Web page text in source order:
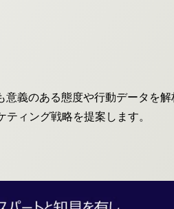
義のある態度や行動データを
ィング戦略を提案します。